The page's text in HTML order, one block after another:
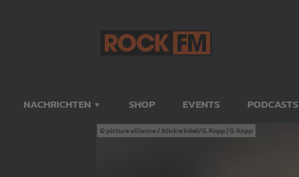
NACHRICHTEN SHOP EVENTS PODCASTS
picture alliance / blickwinkel/G. Kopp | G. Kopp